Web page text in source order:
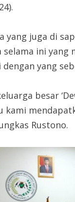
yang juga di
selama ini
yang
besar
kami
Rustono.